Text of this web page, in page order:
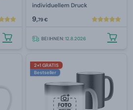
individuellem Druck
9,79 €
BEI IHNEN:12.8.2026
2+1 GRATIS
Bestseller